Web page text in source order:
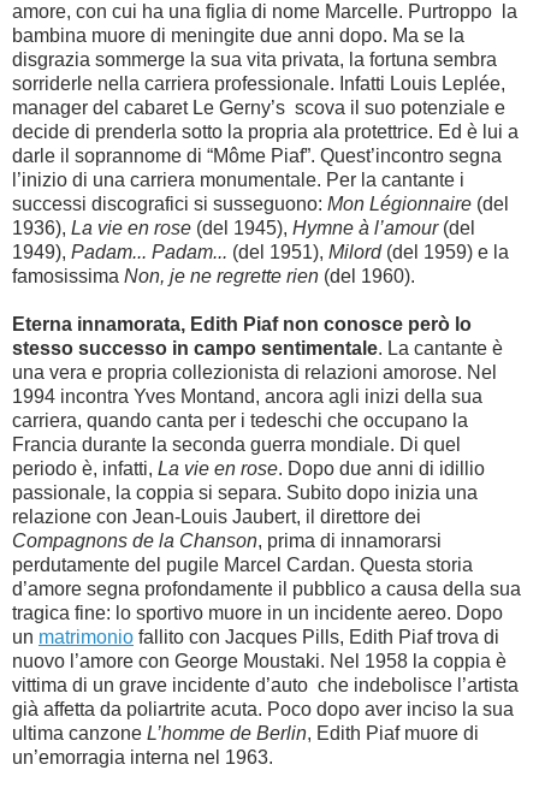
amore, con cui ha una figlia di nome Marcelle. Purtroppo la
bambina muore di meningite due anni dopo. Ma se la
disgrazia sommerge la sua vita privata, la fortuna sembra
sorriderle nella carriera professionale. Infatti Louis Leplée,
manager del cabaret Le Gerny’s scova il suo potenziale e
decide di prenderla sotto la propria ala protettrice. Ed è lui a
darle il soprannome di “Môme Piaf”. Quest’incontro segna
l’inizio di una carriera monumentale. Per la cantante i
successi discografici si susseguono: Mon Légionnaire (del
1936), La vie en rose (del 1945), Hymne à l’amour(del
1949), Padam... Padam... (del 1951), Milord(del 1959) e la
famosissima Non, je ne regrette rien (del 1960).
Eterna innamorata, Edith Piaf non conosce però lo
stesso successo in campo sentimentale. La cantante è
una vera e propria collezionista di relazioni amorose. Nel
1994 incontra Yves Montand, ancora agli inizi della sua
carriera, quando canta per i tedeschi che occupano la
Francia durante la seconda guerra mondiale. Di quel
periodo è, infatti, La vie en rose. Dopo due anni di idillio
passionale, la coppia si separa. Subito dopo inizia una
relazione con Jean-Louis Jaubert, il direttore dei
Compagnons de la Chanson, prima di innamorarsi
perdutamente del pugile Marcel Cardan. Questa storia
d’amore segna profondamente il pubblico a causa della sua
tragica fine: lo sportivo muore in un incidente aereo. Dopo
un matrimonio fallito con Jacques Pills, Edith Piaf trova di
nuovo l’amore con George Moustaki. Nel 1958 la coppia è
vittima di un grave incidente d’auto che indebolisce l’artista
già affetta da poliartrite acuta. Poco dopo aver inciso la sua
ultima canzone L’homme de Berlin, Edith Piaf muore di
un’emorragia interna nel 1963.